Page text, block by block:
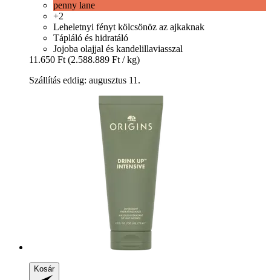
penny lane
+2
Leheletnyi fényt kölcsönöz az ajkaknak
Tápláló és hidratáló
Jojoba olajjal és kandelillaviasszal
11.650 Ft (2.588.889 Ft / kg)
Szállítás eddig: augusztus 11.
Kosár